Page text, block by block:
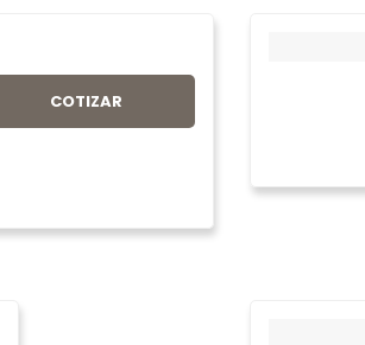
COTIZAR